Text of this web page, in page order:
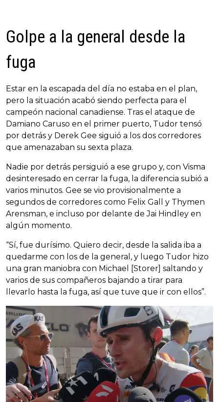
Golpe a la general desde la
fuga
Estar en la escapada del día no estaba en el plan,
pero la situación acabó siendo perfecta para el
campeón nacional canadiense. Tras el ataque de
Damiano Caruso en el primer puerto, Tudor tensó
por detrás y Derek Gee siguió a los dos corredores
que amenazaban su sexta plaza.
Nadie por detrás persiguió a ese grupo y, con Visma
desinteresado en cerrar la fuga, la diferencia subió a
varios minutos. Gee se vio provisionalmente a
segundos de corredores como Felix Gall y Thymen
Arensman, e incluso por delante de Jai Hindley en
algún momento.
“Sí, fue durísimo. Quiero decir, desde la salida iba a
quedarme con los de la general, y luego Tudor hizo
una gran maniobra con Michael [Storer] saltando y
varios de sus compañeros bajando a tirar para
llevarlo hasta la fuga, así que tuve que ir con ellos”.